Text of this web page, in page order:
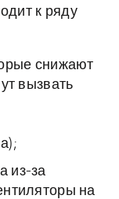
к ряду
снижают
вызвать
из-за
на